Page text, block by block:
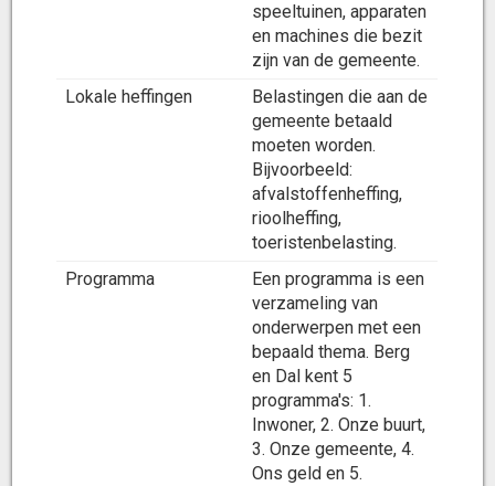
speeltuinen, apparaten
en machines die bezit
zijn van de gemeente.
Lokale heffingen
Belastingen die aan de
gemeente betaald
moeten worden.
Bijvoorbeeld:
afvalstoffenheffing,
rioolheffing,
toeristenbelasting.
Programma
Een programma is een
verzameling van
onderwerpen met een
bepaald thema. Berg
en Dal kent 5
programma's: 1.
Inwoner, 2. Onze buurt,
3. Onze gemeente, 4.
Ons geld en 5.